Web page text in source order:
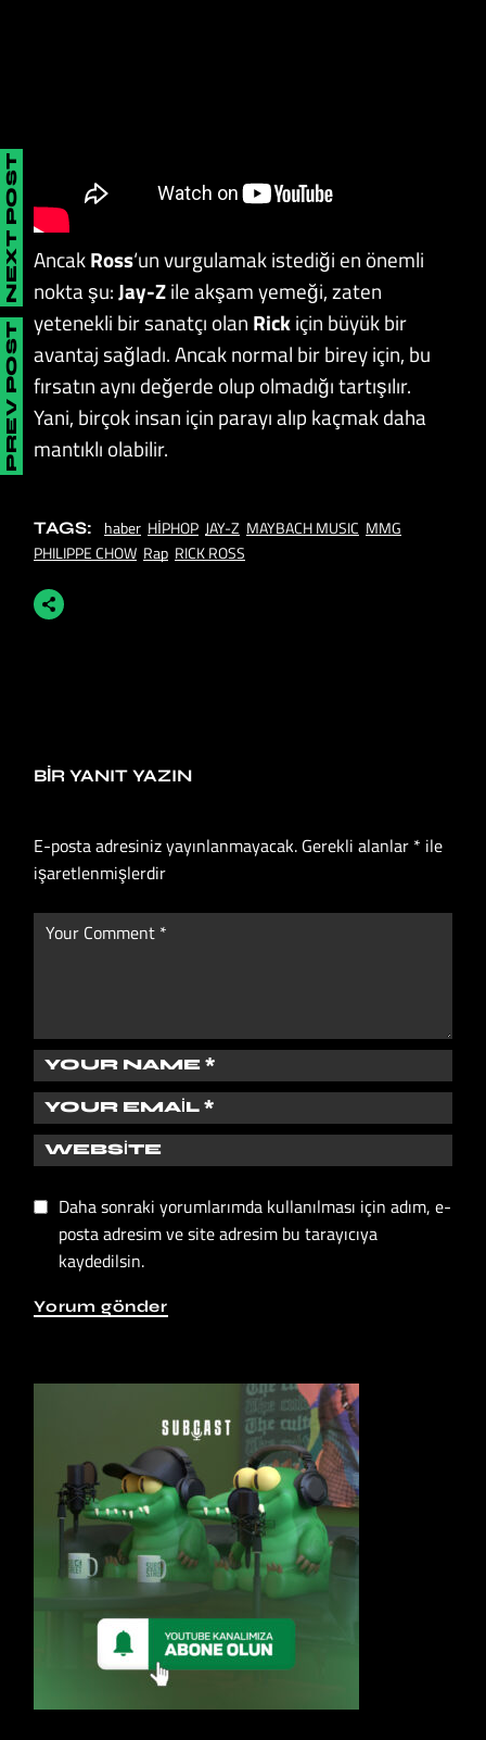
AncakRoss‘un vurgulamak istediği en önemli
nokta şu:Jay-Zile akşam yemeği, zaten
yetenekli bir sanatçı olan Rickiçin büyük bir
avantaj sağladı. Ancak normal bir birey için, bu
fırsatın aynı değerde olup olmadığı tartışılır.
Yani, birçok insan için parayı alıp kaçmak daha
mantıklı olabilir.
TAGS: haber HİPHOP JAY-Z MAYBACH MUSIC MMG
PHILIPPE CHOW Rap RICK ROSS
PREV POST
NEXT POST
BIR YANIT YAZIN
E-posta adresiniz yayınlanmayacak. Gerekli alanlar * ile
işaretlenmişlerdir
Daha sonraki yorumlarımda kullanılması için adım, e-
posta adresim ve site adresim bu tarayıcıya
kaydedilsin.
Yorum gönder